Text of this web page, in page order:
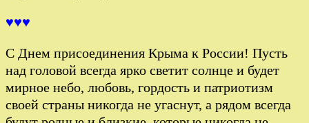
♥♥♥
С Днем присоединения Крыма к России! Пусть
над головой всегда ярко светит солнце и будет
мирное небо, любовь, гордость и патриотизм
своей страны никогда не угаснут, а рядом всегда